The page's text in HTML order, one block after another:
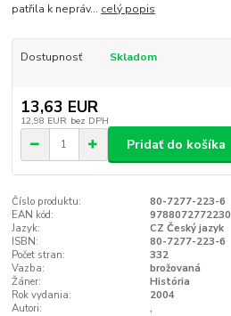
patřila k nepráv... celý popis
Dostupnosť Skladom
13,63 EUR
12,98 EUR bez DPH
Pridať do košíka
Číslo produktu:
80-7277-223-6
EAN kód:
9788072772230
Jazyk:
CZ Český jazyk
ISBN:
80-7277-223-6
Počet stran:
332
Vazba:
brožovaná
Žáner:
História
Rok vydania:
2004
Autori:
,